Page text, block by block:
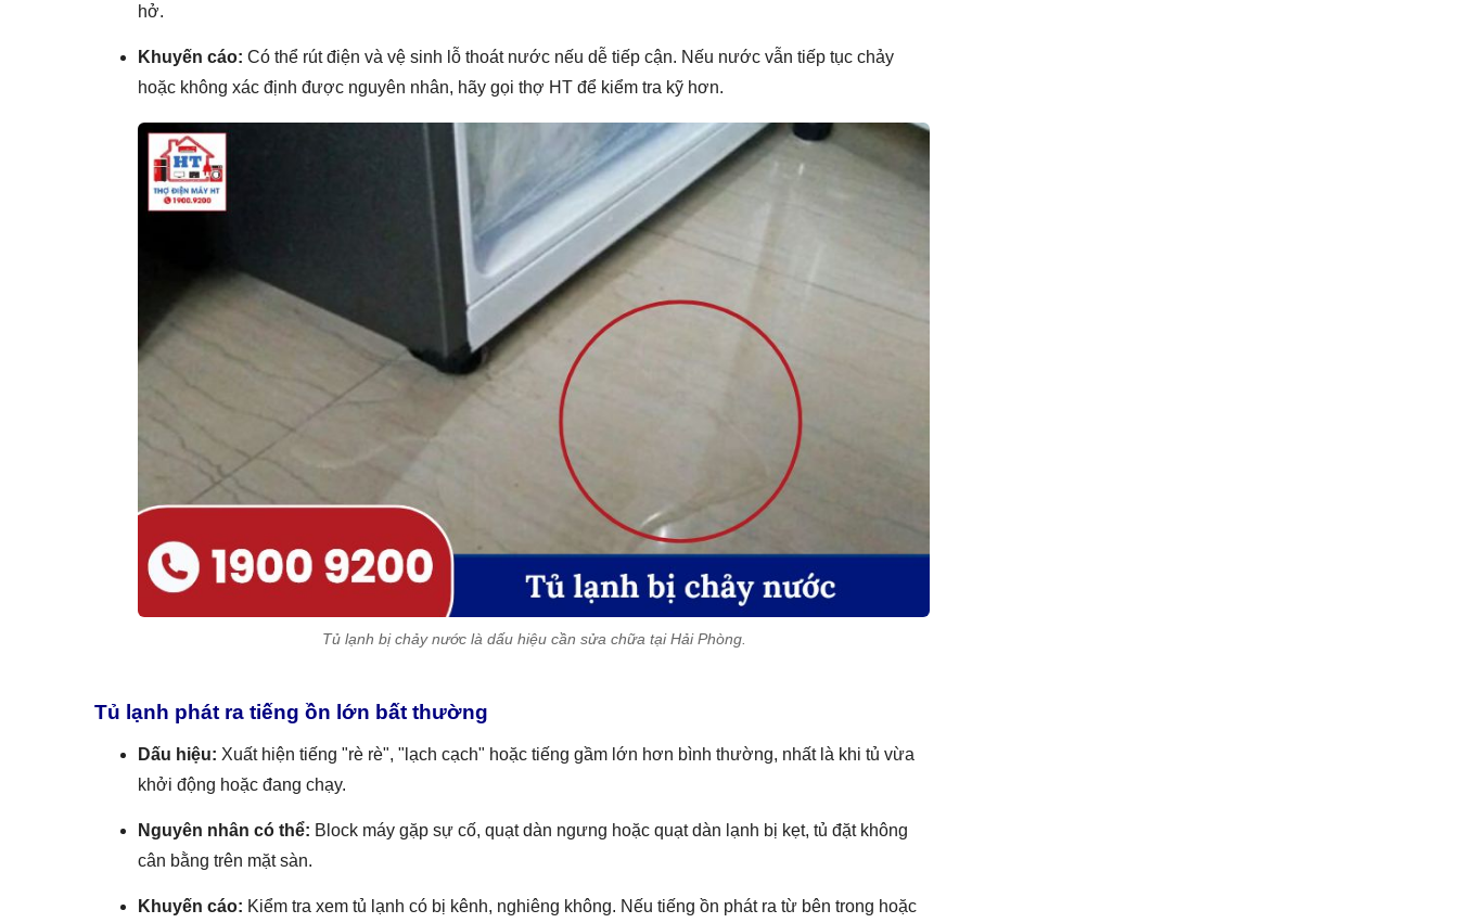
hở.
Khuyến cáo: Có thể rút điện và vệ sinh lỗ thoát nước nếu dễ tiếp cận. Nếu nước vẫn tiếp tục chảy
hoặc không xác định được nguyên nhân, hãy gọi thợ HT để kiểm tra kỹ hơn.
Tủ lạnh bị chảy nước là dấu hiệu cần sửa chữa tại Hải Phòng.
Tủ lạnh phát ra tiếng ồn lớn bất thường
Dấu hiệu: Xuất hiện tiếng "rè rè", "lạch cạch" hoặc tiếng gầm lớn hơn bình thường, nhất là khi tủ vừa
khởi động hoặc đang chạy.
Nguyên nhân có thể: Block máy gặp sự cố, quạt dàn ngưng hoặc quạt dàn lạnh bị kẹt, tủ đặt không
cân bằng trên mặt sàn.
Khuyến cáo: Kiểm tra xem tủ lạnh có bị kênh, nghiêng không. Nếu tiếng ồn phát ra từ bên trong hoặc